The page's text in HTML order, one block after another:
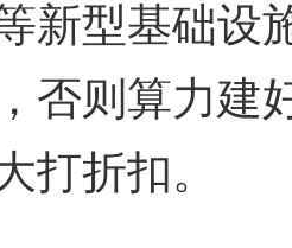
新型基础设
否则算力建
打折扣。